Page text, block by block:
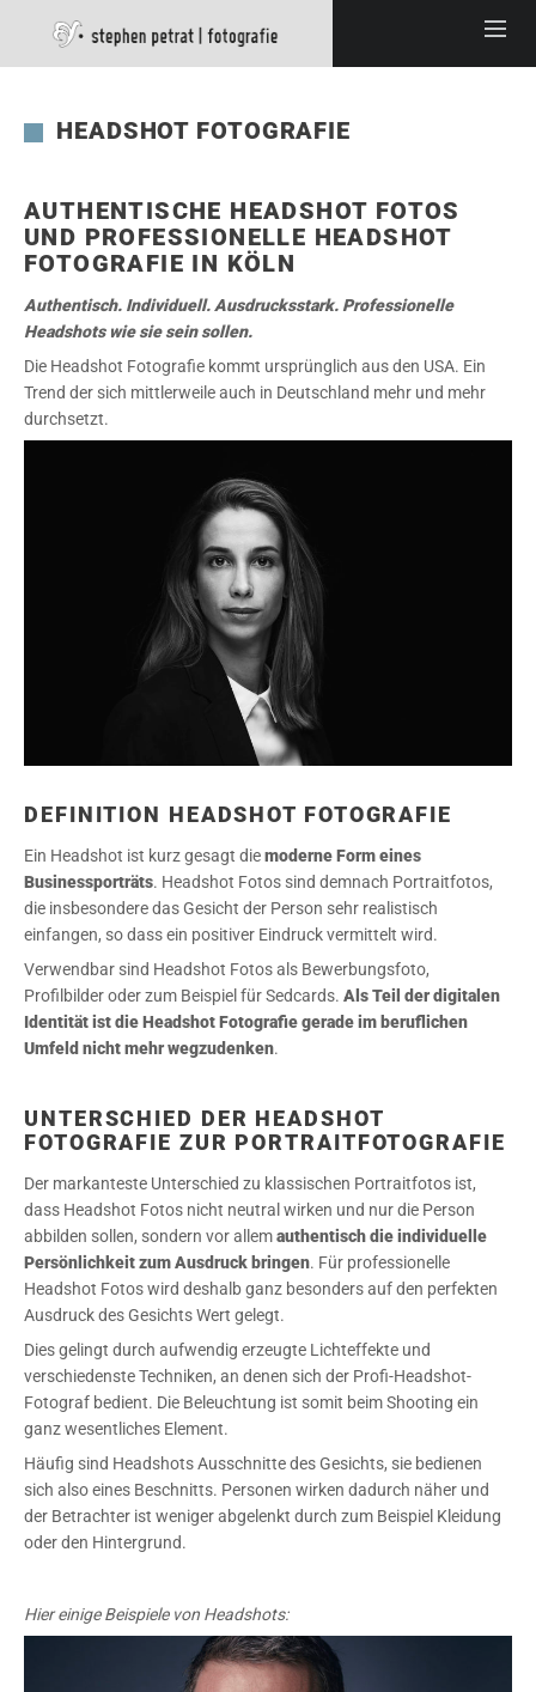
HEADSHOT FOTOGRAFIE
AUTHENTISCHE HEADSHOT FOTOS
UND PROFESSIONELLE HEADSHOT
FOTOGRAFIE IN KÖLN
Authentisch. Individuell. Ausdrucksstark. Professionelle
Headshots wie sie sein sollen.
Die Headshot Fotografie kommt ursprünglich aus den USA. Ein
Trend der sich mittlerweile auch in Deutschland mehr und mehr
durchsetzt.
DEFINITION HEADSHOT FOTOGRAFIE
Ein Headshot ist kurz gesagt diemoderne Form eines
Businessporträts. Headshot Fotos sind demnach Portraitfotos,
die insbesondere das Gesicht der Person sehr realistisch
einfangen, so dass ein positiver Eindruck vermittelt wird.
Verwendbar sind Headshot Fotos als Bewerbungsfoto,
Profilbilder oder zum Beispiel für Sedcards. Als Teil der digitalen
Identität ist die Headshot Fotografie gerade im beruflichen
Umfeld nicht mehr wegzudenken.
UNTERSCHIED DER HEADSHOT
FOTOGRAFIE ZUR PORTRAITFOTOGRAFIE
Der markanteste Unterschied zu klassischen Portraitfotos ist,
dass Headshot Fotos nicht neutral wirken und nur die Person
abbilden sollen, sondern vor allemauthentisch die individuelle
Persönlichkeit zum Ausdruck bringen. Für professionelle
Headshot Fotos wird deshalb ganz besonders auf den perfekten
Ausdruck des Gesichts Wert gelegt.
Dies gelingt durch aufwendig erzeugte Lichteffekte und
verschiedenste Techniken, an denen sich der Profi-Headshot-
Fotograf bedient. Die Beleuchtung ist somit beim Shooting ein
ganz wesentliches Element.
Häufig sind Headshots Ausschnitte des Gesichts, sie bedienen
sich also eines Beschnitts. Personen wirken dadurch näher und
der Betrachter ist weniger abgelenkt durch zum Beispiel Kleidung
oder den Hintergrund.
Hier einige Beispiele von Headshots: